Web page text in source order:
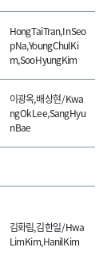
Hong Tai Tran, In Seo
p Na, Young Chul Ki
m, Soo Hyung Kim
이광옥, 배상현 / Kwa
ng Ok Lee, Sang Hyu
n Bae
김화림, 김한일 / Hwa
Lim Kim, Hanil Kim